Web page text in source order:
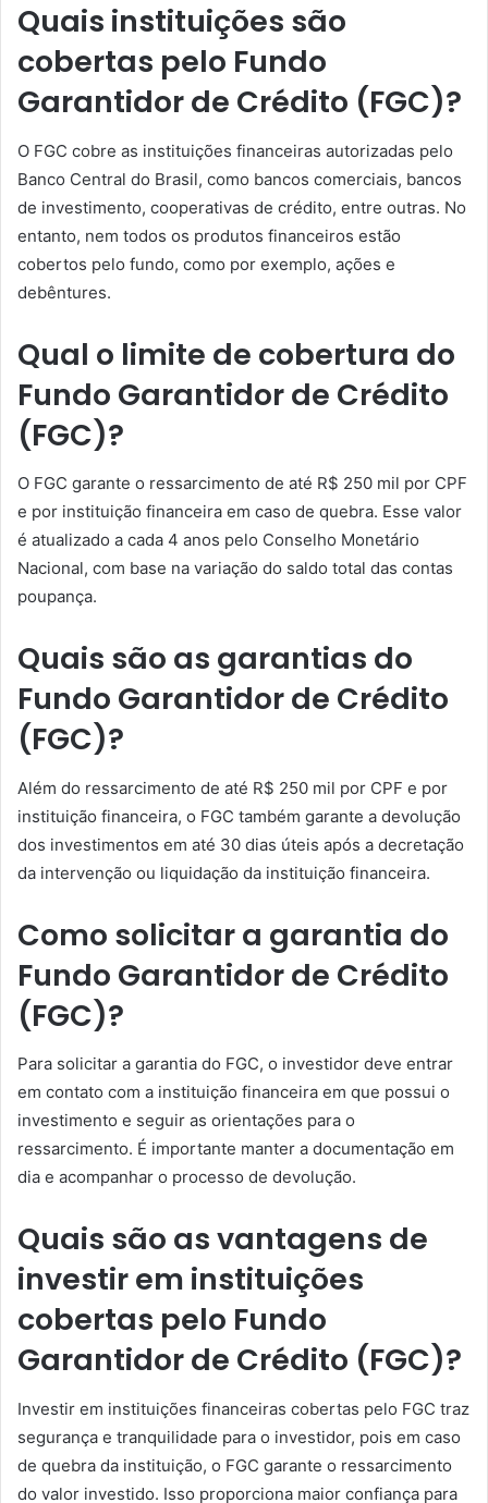
Quais instituições são
cobertas pelo Fundo
Garantidor de Crédito (FGC)?
O FGC cobre as instituições financeiras autorizadas pelo
Banco Central do Brasil, como bancos comerciais, bancos
de investimento, cooperativas de crédito, entre outras. No
entanto, nem todos os produtos financeiros estão
cobertos pelo fundo, como por exemplo, ações e
debêntures.
Qual o limite de cobertura do
Fundo Garantidor de Crédito
(FGC)?
O FGC garante o ressarcimento de até R$ 250 mil por CPF
e por instituição financeira em caso de quebra. Esse valor
é atualizado a cada 4 anos pelo Conselho Monetário
Nacional, com base na variação do saldo total das contas
poupança.
Quais são as garantias do
Fundo Garantidor de Crédito
(FGC)?
Além do ressarcimento de até R$ 250 mil por CPF e por
instituição financeira, o FGC também garante a devolução
dos investimentos em até 30 dias úteis após a decretação
da intervenção ou liquidação da instituição financeira.
Como solicitar a garantia do
Fundo Garantidor de Crédito
(FGC)?
Para solicitar a garantia do FGC, o investidor deve entrar
em contato com a instituição financeira em que possui o
investimento e seguir as orientações para o
ressarcimento. É importante manter a documentação em
dia e acompanhar o processo de devolução.
Quais são as vantagens de
investir em instituições
cobertas pelo Fundo
Garantidor de Crédito (FGC)?
Investir em instituições financeiras cobertas pelo FGC traz
segurança e tranquilidade para o investidor, pois em caso
de quebra da instituição, o FGC garante o ressarcimento
do valor investido. Isso proporciona maior confiança para